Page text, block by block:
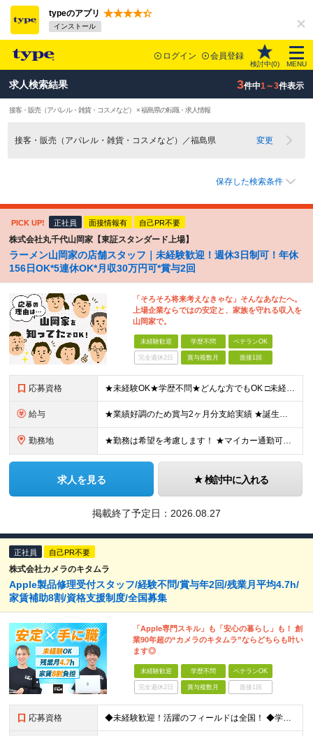
typeのアプリ
インストール
ログイン 会員登録
検討中(0) MENU
求人検索結果 3件中1～3件表示
接客・販売（アパレル・雑貨・コスメなど） × 福島県の転職・求人情報
接客・販売（アパレル・雑貨・コスメなど）／福島県 変更
保存した検索条件
PICK UP! 正社員 面接情報有 自己PR不要
株式会社丸千代山岡家【東証スタンダード上場】
ラーメン山岡家の店舗スタッフ｜未経験歓迎！週休3日制可！年休
156日OK*5連休OK*月収30万円可*賞与2回
「そろそろ将来考えなきゃな」そんなあなたへ。
上場企業ならではの安定と、家族を守れる収入を
山岡家で。
未経験歓迎 学歴不問 ベテランOK
完全週休2日 賞与複数月 面接1回
応募資格 ★未経験OK★学歴不問★どんな方でもOK □未経験・第二新卒・フリーター □ブランクがある方 □転職回数が気になる方 □飲食業界にチャレンジしたい方 「やってみたい」という気持ちがあれば、皆さん大
給与 ★業績好調のため賞与2ヶ月分支給実績 ★誕生日手当など手当充実 ★年2回昇給チャンス有＆入社1年で店長昇格可 ★残業代全額支給（1分単位で支給） 【週休3日制の場合】 月給25万8,960円以上（固
勤務地 ★勤務は希望を考慮します！ ★マイカー通勤可（駐車場完備） ★全国の各店舗で募集中！続々出店予定！ ～国内300店舗、47都道府県への展開を目標に出店中！～ ▼積極採用地域▼ ・中部（富山、石川、
求人を見る 検討中に入れる
掲載終了予定日： 2026.08.27
正社員 自己PR不要
株式会社カメラのキタムラ
Apple製品修理受付スタッフ/経験不問/賞与年2回/残業月平均4.7h/
家賃補助8割/資格支援制度/全国募集
「Apple専門スキル」も「安心の暮らし」も！ 創
業90年超の“カメラのキタムラ”ならどちらも叶い
ます◎
未経験歓迎 学歴不問 ベテランOK
完全週休2日 賞与複数月 面接1回
応募資格 ◆未経験歓迎！活躍のフィールドは全国！ ◆学歴不問 ◆第二新卒も活躍中 ◆40歳以下の方（若年層の長期キャリア形成を図るため）